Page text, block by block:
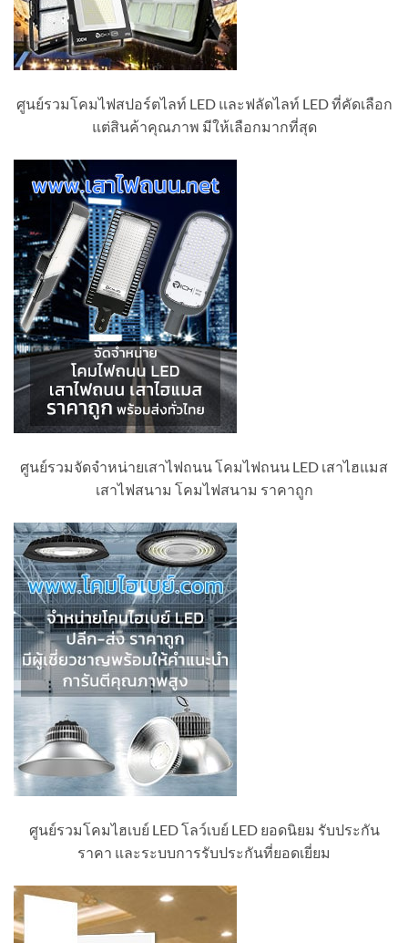
ศูนย์รวมโคมไฟสปอร์ตไลท์ LED และฟลัดไลท์ LED ที่คัดเลือก
แต่สินค้าคุณภาพ มีให้เลือกมากที่สุด
ศูนย์รวมจัดจำหน่ายเสาไฟถนน โคมไฟถนน LED เสาไฮแมส
เสาไฟสนาม โคมไฟสนาม ราคาถูก
ศูนย์รวมโคมไฮเบย์ LED โลว์เบย์ LED ยอดนิยม รับประกัน
ราคา และระบบการรับประกันที่ยอดเยี่ยม